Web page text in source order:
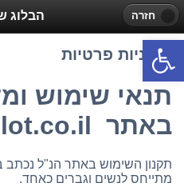
פתח סרגל נגישות
חזרה הבלוג
מדיניות פרטיות
תנאי שימוש
באתר alilot.co.il
תקנון השימוש באתר הנ"ל נכתב
מתייחס לנשים וגברים כאחד.